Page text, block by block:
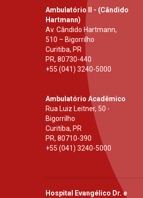
Ambulatório II - (Cândido
Hartmann)
Av. Cândido Hartmann,
510 – Bigorrilho
Curitiba, PR
PR, 80730-440
+55 (041) 3240-5000
Ambulatório Acadêmico
Rua Luiz Leitner, 50 -
Bigorrilho
Curitiba, PR
PR, 80710-390
+55 (041) 3240-5000
Hospital Evangélico Dr. e